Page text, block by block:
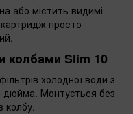
або містить видимі
просто
колбами Slim 10
холодної води з
дюйма. Монтується без
колбу.